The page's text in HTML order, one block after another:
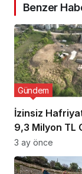
Benzer
İzinsiz
9,3 Milyon TL
Gündem
3 ay önce